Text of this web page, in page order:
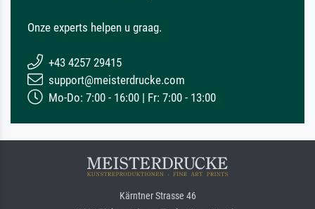
Onze experts helpen u graag.
+43 4257 29415
support@meisterdrucke.com
Mo-Do: 7:00 - 16:00 | Fr: 7:00 - 13:00
Kärntner Strasse 46